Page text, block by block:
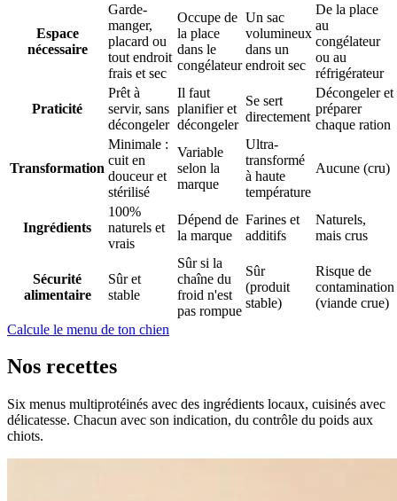
Espace
nécessaire
Garde-
manger,
placard ou
tout endroit
frais et sec
Occupe de
la place
dans le
congélateur
Un sac
volumineux
dans un
endroit sec
De la place
au
congélateur
ou au
réfrigérateur
Praticité
Prêt à
servir, sans
décongeler
Il faut
planifier et
décongeler
Se sert
directement
Décongeler et
préparer
chaque ration
Transformation
Minimale :
cuit en
douceur et
stérilisé
Variable
selon la
marque
Ultra-
transformé
à haute
température
Aucune (cru)
Ingrédients
100%
naturels et
vrais
Dépend de
la marque
Farines et
additifs
Naturels,
mais crus
Sécurité
alimentaire
Sûr et
stable
Sûr si la
chaîne du
froid n'est
pas rompue
Sûr
(produit
stable)
Risque de
contamination
(viande crue)
Calcule le menu de ton chien
Nos recettes
Six menus multiprotéinés avec des ingrédients locaux, cuisinés avec
délicatesse. Chacun avec son indication, du contrôle du poids aux
chiots.